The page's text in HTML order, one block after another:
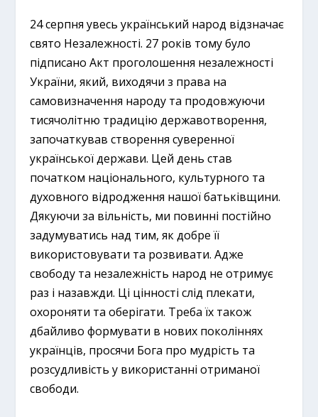
24 серпня увесь український народ відзначає
свято Незалежності. 27 років тому було
підписано Акт проголошення незалежності
України, який, виходячи з права на
самовизначення народу та продовжуючи
тисячолітню традицію державотворення,
започаткував створення суверенної
української держави. Цей день став
початком національного, культурного та
духовного відродження нашої батьківщини.
Дякуючи за вільність, ми повинні постійно
задумуватись над тим, як добре її
використовувати та розвивати. Адже
свободу та незалежність народ не отримує
раз і назавжди. Ці цінності слід плекати,
охороняти та оберігати. Треба їх також
дбайливо формувати в нових поколіннях
українців, просячи Бога про мудрість та
розсудливість у використанні отриманої
свободи.